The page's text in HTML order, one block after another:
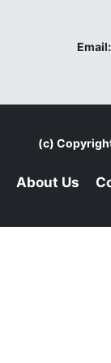
Email:
(c)
About Us